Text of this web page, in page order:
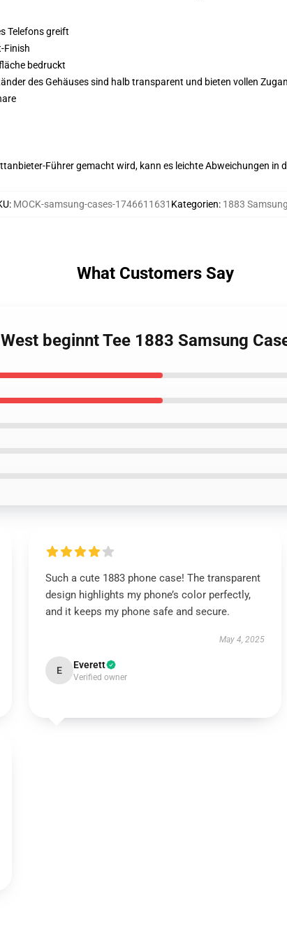
Telefons greift
Finish
bedruckt
des Gehäuses sind halb transparent und bieten vollen
Führer gemacht wird, kann es leichte Abweichungen in
: MOCK-samsung-cases-1746611631 Kategorien: 1883
What Customers Say
beginnt Tee 1883 Samsung
Such a cute 1883 phone case! The transparent
design highlights my phone’s color perfectly,
and it keeps my phone safe and secure.
May 4, 2025
E Everett
Verified owner